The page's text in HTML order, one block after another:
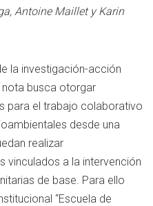
Antoine Maillet y Karin
la investigación-acción
nota busca otorgar
para el trabajo colaborativo
desde una
realizar
vinculados a la intervención
de base. Para ello
“Escuela de